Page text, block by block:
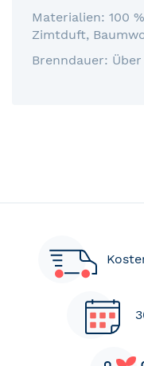
Materialien: 100
Zimtduft,
Brenndauer: